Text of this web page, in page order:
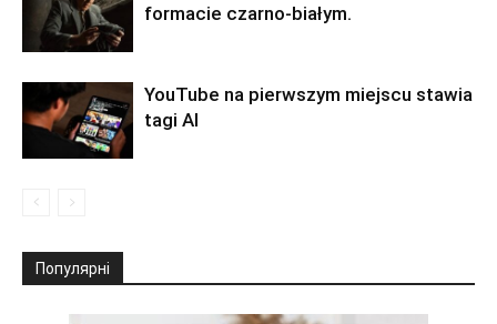
formacie czarno-białym.
YouTube na pierwszym miejscu stawia
tagi AI
Популярні